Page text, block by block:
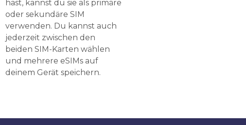
hast, kannst du sie als primäre
oder sekundäre SIM
verwenden. Du kannst auch
jederzeit zwischen den
beiden SIM-Karten wählen
und mehrere eSIMs auf
deinem Gerät speichern.